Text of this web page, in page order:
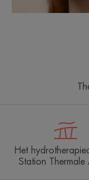
Het
Station Thermale